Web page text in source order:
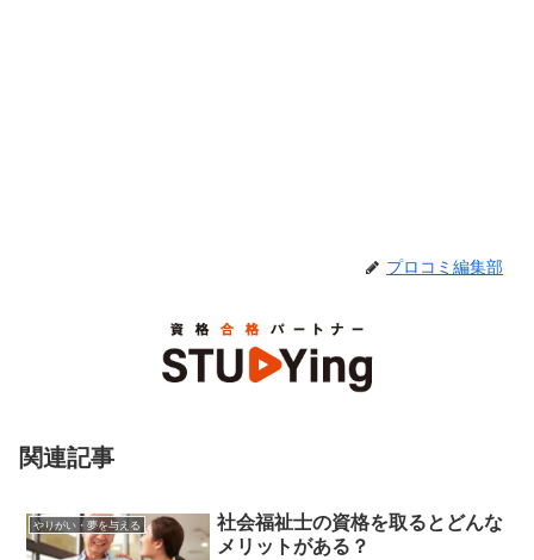
プロコミ編集部
関連記事
やりがい・夢を与える
社会福祉士の資格を取るとどんな
メリットがある？